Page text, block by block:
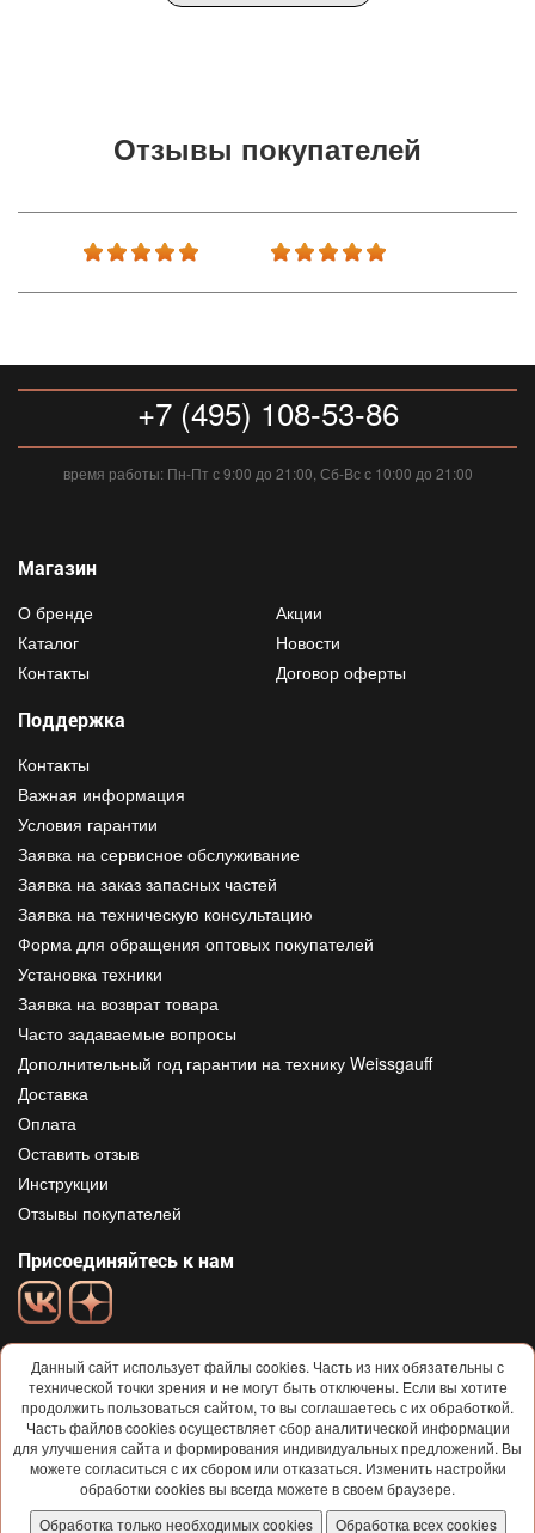
Отзывы покупателей
+7 (495) 108-53-86
время работы: Пн-Пт с 9:00 до 21:00, Сб-Вс с 10:00 до 21:00
Магазин
О бренде
Каталог
Контакты
Акции
Новости
Договор оферты
Поддержка
Контакты
Важная информация
Условия гарантии
Заявка на сервисное обслуживание
Заявка на заказ запасных частей
Заявка на техническую консультацию
Форма для обращения оптовых покупателей
Установка техники
Заявка на возврат товара
Часто задаваемые вопросы
Дополнительный год гарантии на технику Weissgauff
Доставка
Оплата
Оставить отзыв
Инструкции
Отзывы покупателей
Присоединяйтесь к нам
© 2013-2026 Weissgauff Все права защищены
Условия использования и политика конфиденциальности
Договор-ОФЕРТА
Согласие на обработку персональных данных
Данный сайт использует файлы cookies. Часть из них обязательны с
технической точки зрения и не могут быть отключены. Если вы хотите
продолжить пользоваться сайтом, то вы соглашаетесь с их обработкой.
Часть файлов cookies осуществляет сбор аналитической информации
для улучшения сайта и формирования индивидуальных предложений. Вы
можете согласиться с их сбором или отказаться. Изменить настройки
обработки cookies вы всегда можете в своем браузере.
Обработка только необходимых cookies
Обработка всех cookies